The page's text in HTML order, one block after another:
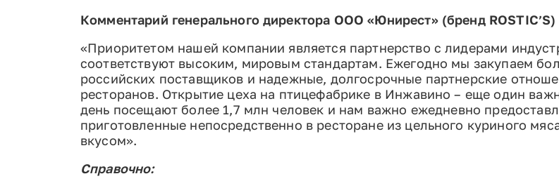
Комментарий генерального директора ООО «Юнирест» (бренд ROSTIC’S)
«Приоритетом нашей компании является партнерство с лидерами
соответствуют высоким, мировым стандартам. Ежегодно мы закупаем
российских поставщиков и надежные, долгосрочные партнерские
ресторанов. Открытие цеха на птицефабрике в Инжавино – еще один
день посещают более 1,7 млн человек и нам важно ежедневно
приготовленные непосредственно в ресторане из цельного куриного
вкусом».
Справочно: